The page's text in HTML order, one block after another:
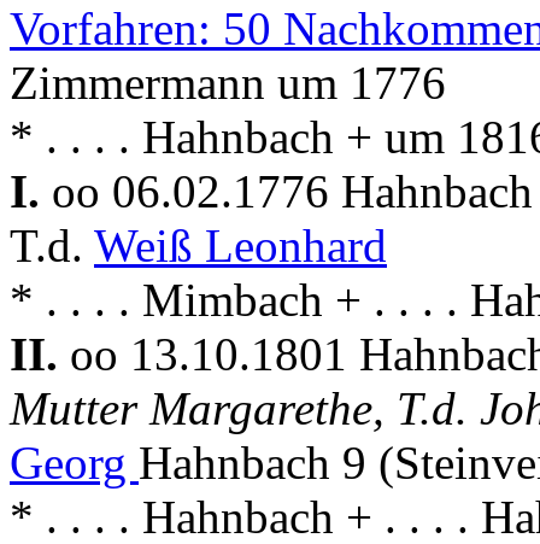
Vorfahren: 50
Zimmermann um 1776
* . . . . Hahnbach + um
I. oo 06.02.1776
T.d. Weiß Leonhard
* . . . . Mimbach + . . . .
II. oo 13.10.1801
Mutter Margarethe, T.d.
Georg Hahnbach 9
* . . . . Hahnbach + . . . .